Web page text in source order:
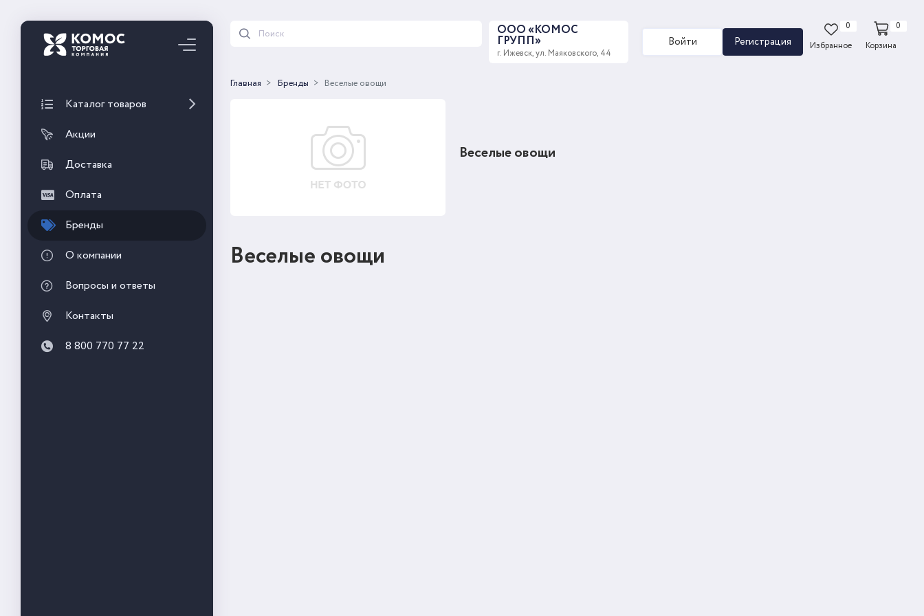
Каталог товаров
Акции
Доставка
Оплата
Бренды
О компании
Вопросы и ответы
Контакты
8 800 770 77 22
ООО «КОМОС
ГРУПП»
г. Ижевск, ул. Маяковского, 44
Войти Регистрация
0
Избранное
0
Корзина
Главная Бренды Веселые овощи
Веселые овощи
Веселые овощи